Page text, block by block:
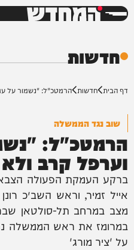
המחדש
חדשות
דף הבית חדשות הרמטכ"ל: "נשמור על
שוב נגד הממשלה
הרמטכ"ל:
וערפל קרב
ברקע העמקת הפעולה
אייל זמיר, וראש השב״כ
מצב במרחב תל-סולטאן
במרומז את ראש הממשלה
על 'ציר מורג'